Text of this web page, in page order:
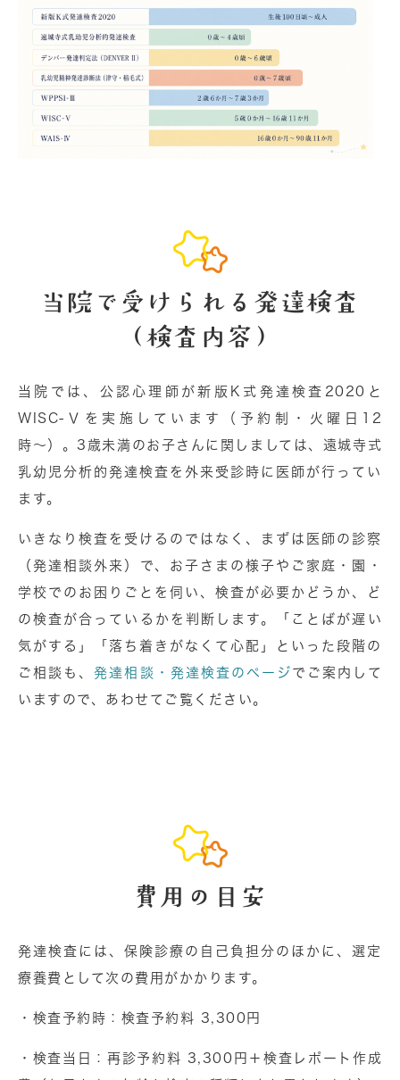
当院で受けられる発達検査
（検査内容）
当院では、公認心理師が新版K式発達検査2020 と
WISC-Ⅴ を実施しています（予約制・火曜日12
時〜）。3歳未満のお子さんに関しましては、遠城寺式
乳幼児分析的発達検査を外来受診時に医師が行ってい
ます。
いきなり検査を受けるのではなく、まずは医師の診察
（発達相談外来）で、お子さまの様子やご家庭・園・
学校でのお困りごとを伺い、検査が必要かどうか、ど
の検査が合っているかを判断します。「ことばが遅い
気がする」「落ち着きがなくて心配」といった段階の
ご相談も、発達相談・発達検査のページ でご案内して
いますので、あわせてご覧ください。
費用の目安
発達検査には、保険診療の自己負担分のほかに、選定
療養費として次の費用がかかります。
・ 検査予約時 ：検査予約料 3,300円
・検査当日
：再診予約料 3,300円＋検査レポート作成